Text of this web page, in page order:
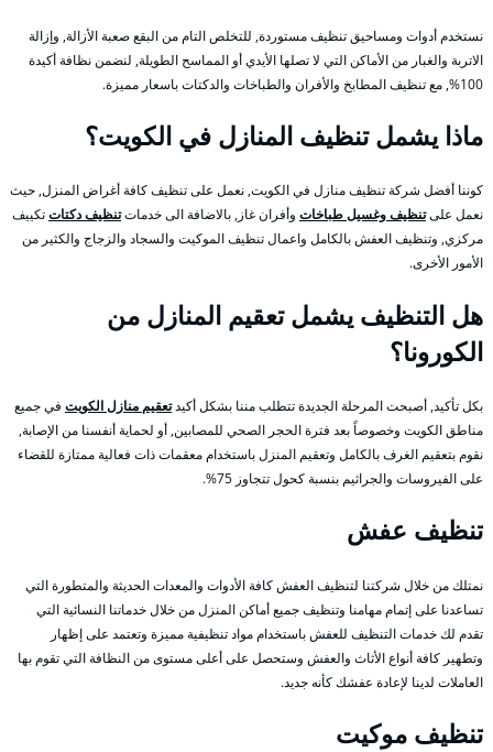
نستخدم أدوات ومساحيق تنظيف مستوردة, للتخلص التام من البقع صعبة الأزالة, وإزالة
الاتربة والغبار من الأماكن التي لا تصلها الأيدي أو المماسح الطويلة, لنضمن نظافة أكيدة
100%, مع تنظيف المطابخ والأفران والطباخات والدكتات باسعار مميزة.
ماذا يشمل تنظيف المنازل في الكويت؟
كوننا أفضل شركة تنظيف منازل في الكويت, نعمل على تنظيف كافة أغراض المنزل, حيث
نعمل علىتنظيف وغسيل طباخات وأفران غاز, بالاضافة الى خدماتتنظيف دكتاتتكييف
مركزي, وتنظيف العفش بالكامل واعمال تنظيف الموكيت والسجاد والزجاج والكثير من
الأمور الأخرى.
هل التنظيف يشمل تعقيم المنازل من
الكورونا؟
بكل تأكيد, أصبحت المرحلة الجديدة تتطلب مننا بشكل أكيدتعقيم منازل الكويت في جميع
مناطق الكويت وخصوصاً بعد فترة الحجر الصحي للمصابين, أو لحماية أنفسنا من الإصابة,
نقوم بتعقيم الغرف بالكامل وتعقيم المنزل باستخدام معقمات ذات فعالية ممتازة للقضاء
على الفيروسات والجراثيم بنسبة كحول تتجاوز 75%.
تنظيف عفش
نمتلك من خلال شركتنا لتنظيف العفش كافة الأدوات والمعدات الحديثة والمتطورة التي
تساعدنا على إتمام مهامنا وتنظيف جميع أماكن المنزل من خلال خدماتنا النسائية التي
تقدم لك خدمات التنظيف للعفش باستخدام مواد تنظيفية مميزة وتعتمد على إظهار
وتطهير كافة أنواع الأثاث والعفش وستحصل على أعلى مستوى من النظافة التي تقوم بها
العاملات لدينا لإعادة عفشك كأنه جديد.
تنظيف موكيت